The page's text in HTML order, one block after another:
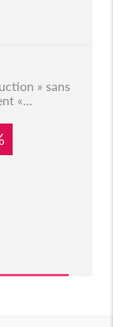
» sans
«...